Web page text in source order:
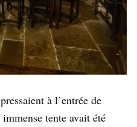
à l’entrée de
tente avait été